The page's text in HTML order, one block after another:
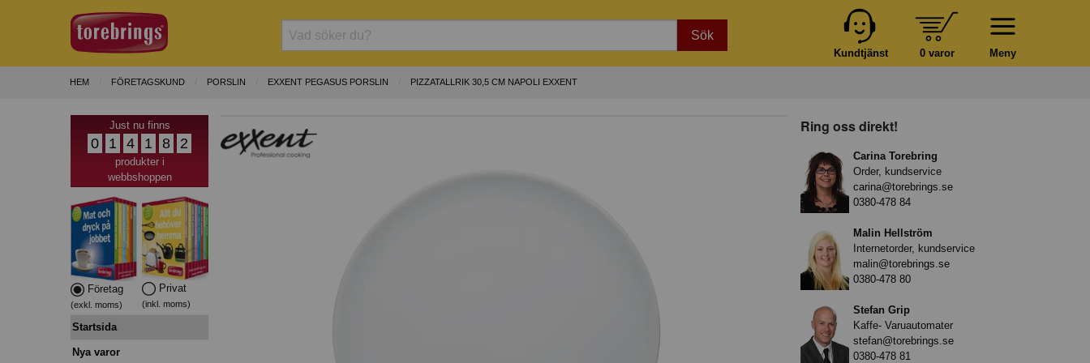
Sök
Meny
0 varor
Kundtjänst
HEM FÖRETAGSKUND PORSLIN EXXENT PEGASUS PORSLIN PIZZATALLRIK 30,5 CM NAPOLI EXXENT
Just nu finns
0 1 4 1 8 2
produkter i
webbshoppen
Företag
(exkl. moms)
Privat
(inkl. moms)
Startsida
Nya varor
Ring oss direkt!
Carina Torebring
Order, kundservice
carina@torebrings.se
0380-478 84
Malin Hellström
Internetorder, kundservice
malin@torebrings.se
0380-478 80
Stefan Grip
Kaffe- Varuautomater
stefan@torebrings.se
0380-478 81